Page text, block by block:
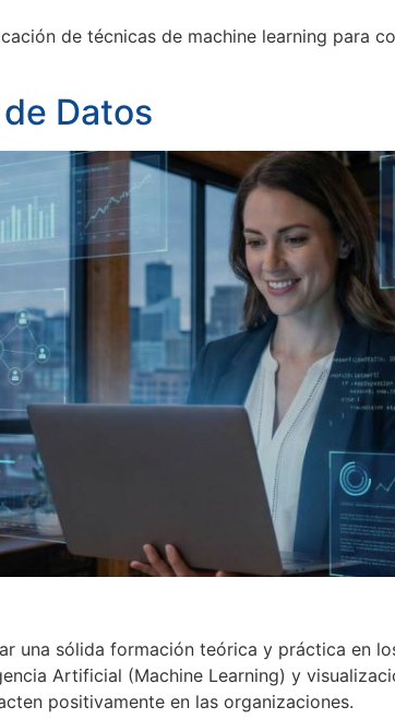
de técnicas de machine learning para
Datos
una sólida formación teórica y práctica en
Artificial (Machine Learning) y
positivamente en las organizaciones.